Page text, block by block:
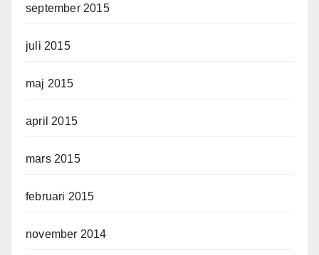
september 2015
juli 2015
maj 2015
april 2015
mars 2015
februari 2015
november 2014